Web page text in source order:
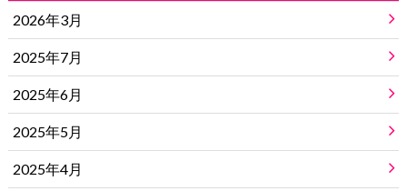
2026年3月
2025年7月
2025年6月
2025年5月
2025年4月